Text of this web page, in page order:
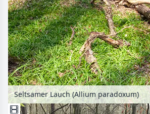
Seltsamer Lauch (Allium paradoxum)